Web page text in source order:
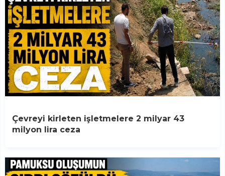
Çevreyi kirleten işletmelere 2 milyar 43
milyon lira ceza